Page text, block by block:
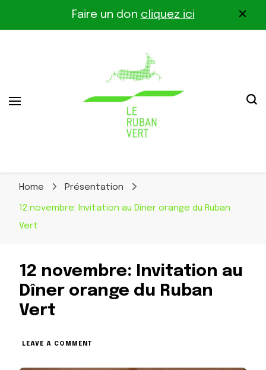
Faire un don cliquez ici
Le Ruban Vert
Home Présentation
12 novembre: Invitation au Dîner orange du Ruban
Vert
12 novembre: Invitation au
Dîner orange du Ruban
Vert
LEAVE A COMMENT